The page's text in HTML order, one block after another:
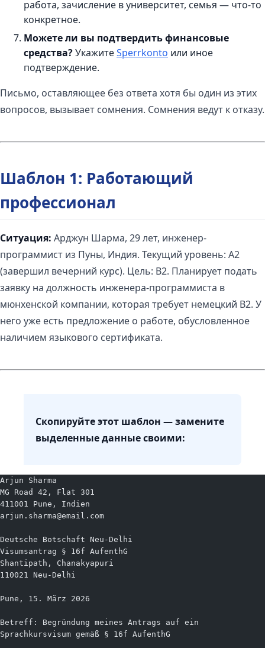
работа, зачисление в университет, семья — что-то
конкретное.
Можете ли вы подтвердить финансовые
средства?УкажитеSperrkonto или иное
подтверждение.
Письмо, оставляющее без ответа хотя бы один из этих
вопросов, вызывает сомнения. Сомнения ведут к отказу.
Шаблон 1: Работающий
профессионал
Ситуация: Арджун Шарма, 29 лет, инженер-
программист из Пуны, Индия. Текущий уровень: A2
(завершил вечерний курс). Цель: B2. Планирует подать
заявку на должность инженера-программиста в
мюнхенской компании, которая требует немецкий B2. У
него уже есть предложение о работе, обусловленное
наличием языкового сертификата.
Скопируйте этот шаблон — замените
выделенные данные своими:
Arjun Sharma
MG Road 42, Flat 301
411001 Pune, Indien
arjun.sharma@email.com
Deutsche Botschaft Neu-Delhi
Visumsantrag § 16f AufenthG
Shantipath, Chanakyapuri
110021 Neu-Delhi
Pune, 15. März 2026
Betreff: Begründung meines Antrags auf ein
Sprachkursvisum gemäß § 16f AufenthG